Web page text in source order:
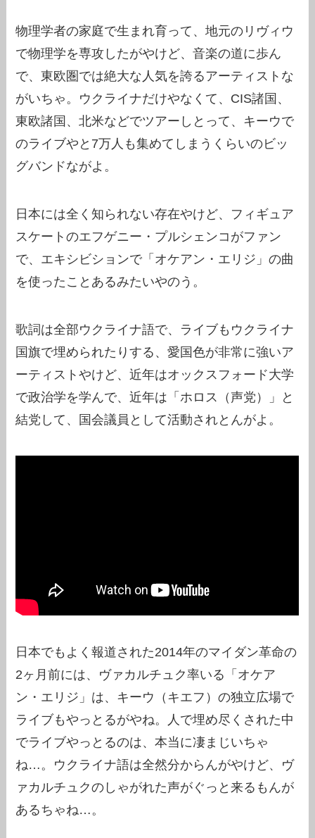
物理学者の家庭で生まれ育って、地元のリヴィウ
で物理学を専攻したがやけど、音楽の道に歩ん
で、東欧圏では絶大な人気を誇るアーティストな
がいちゃ。ウクライナだけやなくて、CIS諸国、
東欧諸国、北米などでツアーしとって、キーウで
のライブやと7万人も集めてしまうくらいのビッ
グバンドながよ。
日本には全く知られない存在やけど、フィギュア
スケートのエフゲニー・プルシェンコがファン
で、エキシビションで「オケアン・エリジ」の曲
を使ったことあるみたいやのう。
歌詞は全部ウクライナ語で、ライブもウクライナ
国旗で埋められたりする、愛国色が非常に強いア
ーティストやけど、近年はオックスフォード大学
で政治学を学んで、近年は「ホロス（声党）」と
結党して、国会議員として活動されとんがよ。
日本でもよく報道された2014年のマイダン革命の
2ヶ月前には、ヴァカルチュク率いる「オケア
ン・エリジ」は、キーウ（キエフ）の独立広場で
ライブもやっとるがやね。人で埋め尽くされた中
でライブやっとるのは、本当に凄まじいちゃ
ね…。ウクライナ語は全然分からんがやけど、ヴ
ァカルチュクのしゃがれた声がぐっと来るもんが
あるちゃね…。